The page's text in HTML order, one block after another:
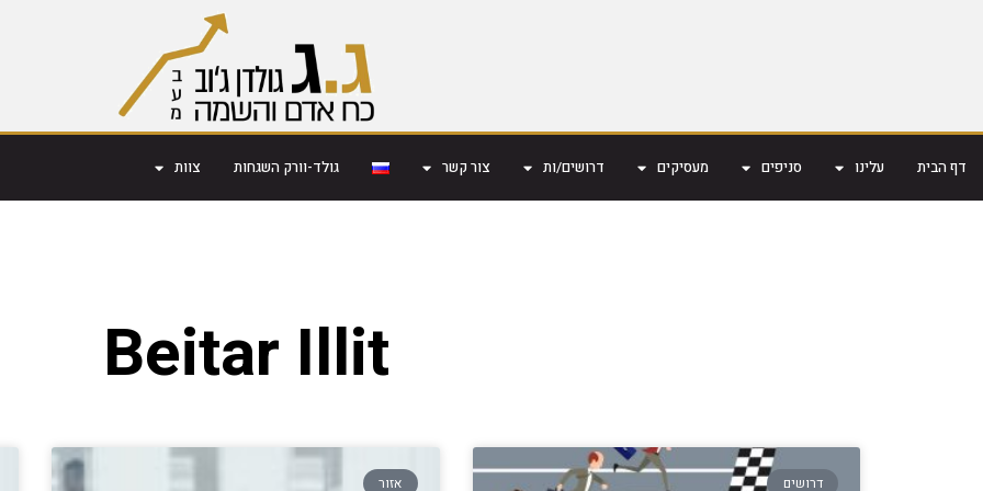
דף הבית עלינו סניפים מעסיקים דרושים/ות צור קשר גולד-וורק השגחות צוות
Beitar Illit
דרושים אזור